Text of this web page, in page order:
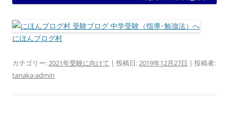
にほんブログ村
カテゴリー: 2021年受験に向けて | 投稿日: 2019年12月27日 | 投稿者:
tanaka-admin